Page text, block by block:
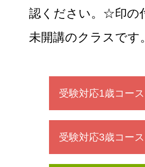
認ください。☆印の
未開講のクラスです。
受験対応1歳コース
受験対応3歳コース